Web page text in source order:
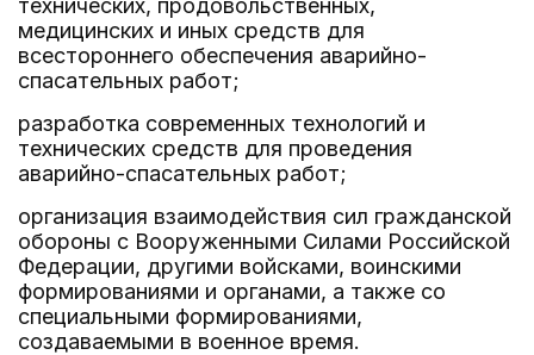
технических, продовольственных,
медицинских и иных средств для
всестороннего обеспечения аварийно-
спасательных работ;
разработка современных технологий и
технических средств для проведения
аварийно-спасательных работ;
организация взаимодействия сил гражданской
обороны с Вооруженными Силами Российской
Федерации, другими войсками, воинскими
формированиями и органами, а также со
специальными формированиями,
создаваемыми в военное время.